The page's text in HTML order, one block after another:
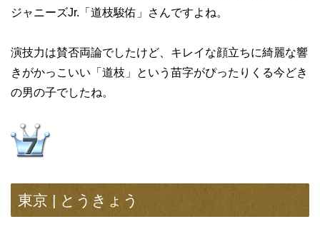
ジャニーズJr.「道枝駿佑」さんですよね。
演技力は賛否両論でしたけど、キレイな顔立ちに綺麗な響
きがかっこいい「道枝」という苗字がぴったりくる今どき
の男の子でしたね。
東京 | とうきょう